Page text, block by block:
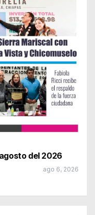
del 2026
ago 6, 2026